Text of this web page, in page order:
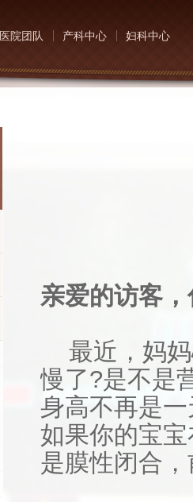
医院团队 产科中心 妇科中心
亲爱的访客
最近，妈妈
慢了?是不是
身高不再是
如果你的宝
是膜性闭合